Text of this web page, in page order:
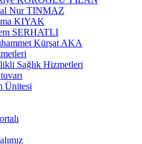
Nur TINMAZ
KIYAK
SERHATLI
Kürşat AKA
Sağlık Hizmetleri
Ünitesi